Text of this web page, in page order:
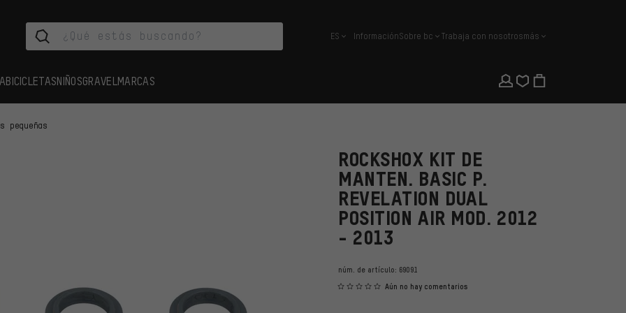
español
ES InformaciónSobre bc Trabaja con nosotrosmás
BICICLETASNIÑOSGRAVEL MARCAS
pequeñas
ROCKSHOX KIT DE
MANTEN. BASIC P.
REVELATION DUAL
POSITION AIR MOD. 2012
- 2013
núm. de artículo: 69091
Aún no hay comentarios